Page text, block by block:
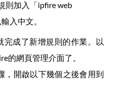
則加入「ipfire web
入中文。
成了新增規則的作業。以
的網頁管理介面了。
，開啟以下幾個之後會用到